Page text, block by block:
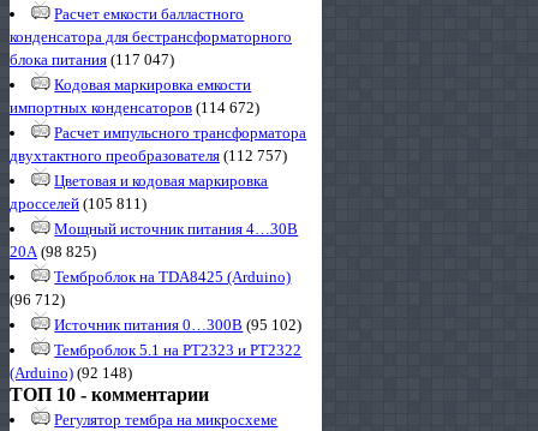
Расчет емкости балластного
конденсатора для бестрансформаторного
блока питания (117 047)
Кодовая маркировка емкости
импортных конденсаторов (114 672)
Расчет импульсного трансформатора
двухтактного преобразователя (112 757)
Цветовая и кодовая маркировка
дросселей (105 811)
Мощный источник питания 4…30В
20А(98 825)
Темброблок на TDA8425 (Arduino)
(96 712)
Источник питания 0…300В (95 102)
Темброблок 5.1 на PT2323 и PT2322
(Arduino) (92 148)
ТОП 10 - комментарии
Регулятор тембра на микросхеме